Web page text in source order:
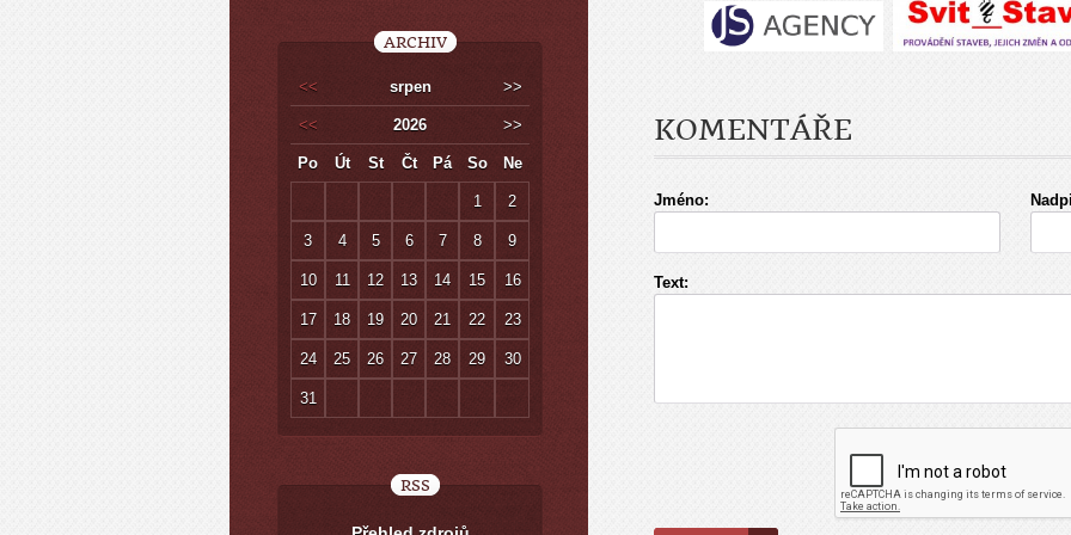
KOMENTÁŘE
Jméno:
Text:
ARCHIV
<< srpen >>
<< 2026 >>
Po Út St Čt Pá So Ne
1 2
3 4 5 6 7 8 9
10 11 12 13 14 15 16
17 18 19 20 21 22 23
24 25 26 27 28 29 30
31
RSS